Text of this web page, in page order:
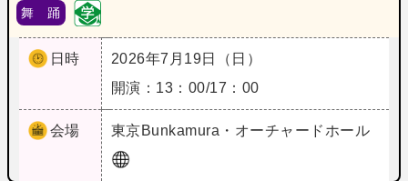
舞 踊
日時
2026年7月19日（日）
開演：13：00/17：00
会場 東京Bunkamura・オーチャードホール